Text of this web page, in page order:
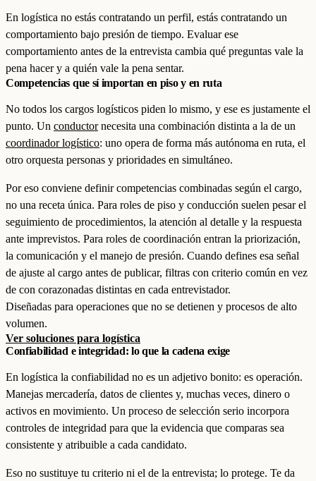
En logística no estás contratando un perfil, estás contratando un
comportamiento bajo presión de tiempo. Evaluar ese
comportamiento antes de la entrevista cambia qué preguntas vale la
pena hacer y a quién vale la pena sentar.
Competencias que sí importan en piso y en ruta
No todos los cargos logísticos piden lo mismo, y ese es justamente el
punto. Un conductornecesita una combinación distinta a la de un
coordinador logístico: uno opera de forma más autónoma en ruta, el
otro orquesta personas y prioridades en simultáneo.
Por eso conviene definir competencias combinadas según el cargo,
no una receta única. Para roles de piso y conducción suelen pesar el
seguimiento de procedimientos, la atención al detalle y la respuesta
ante imprevistos. Para roles de coordinación entran la priorización,
la comunicación y el manejo de presión. Cuando defines esa señal
de ajuste al cargo antes de publicar, filtras con criterio común en vez
de con corazonadas distintas en cada entrevistador.
Diseñadas para operaciones que no se detienen y procesos de alto
volumen.
Ver soluciones para logística
Confiabilidad e integridad: lo que la cadena exige
En logística la confiabilidad no es un adjetivo bonito: es operación.
Manejas mercadería, datos de clientes y, muchas veces, dinero o
activos en movimiento. Un proceso de selección serio incorpora
controles de integridad para que la evidencia que comparas sea
consistente y atribuible a cada candidato.
Eso no sustituye tu criterio ni el de la entrevista; lo protege. Te da